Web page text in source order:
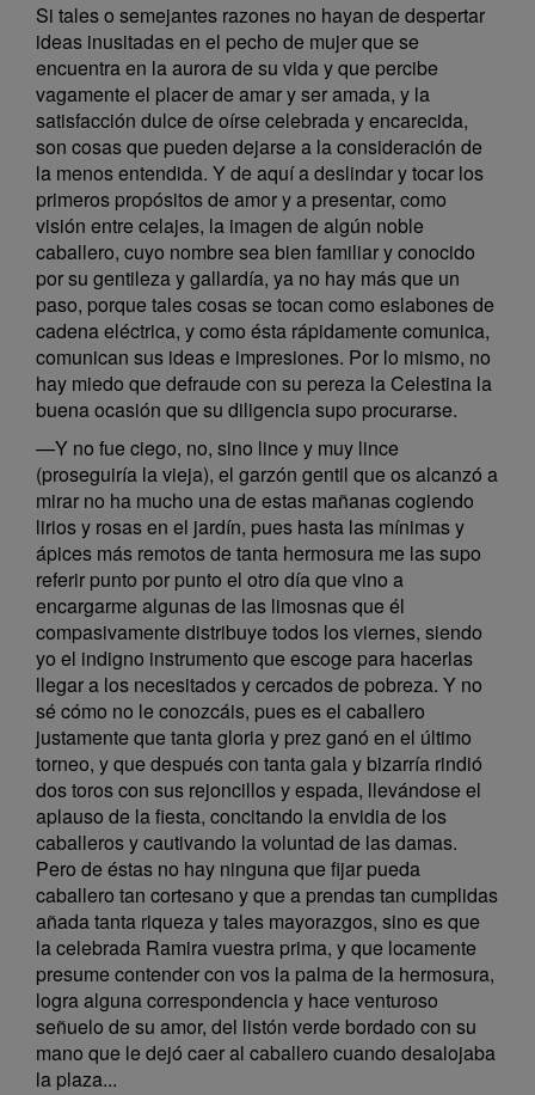
Si tales o semejantes razones no hayan de despertar
ideas inusitadas en el pecho de mujer que se
encuentra en la aurora de su vida y que percibe
vagamente el placer de amar y ser amada, y la
satisfacción dulce de oírse celebrada y encarecida,
son cosas que pueden dejarse a la consideración de
la menos entendida. Y de aquí a deslindar y tocar los
primeros propósitos de amor y a presentar, como
visión entre celajes, la imagen de algún noble
caballero, cuyo nombre sea bien familiar y conocido
por su gentileza y gallardía, ya no hay más que un
paso, porque tales cosas se tocan como eslabones de
cadena eléctrica, y como ésta rápidamente comunica,
comunican sus ideas e impresiones. Por lo mismo, no
hay miedo que defraude con su pereza la Celestina la
buena ocasión que su diligencia supo procurarse.
—Y no fue ciego, no, sino lince y muy lince
(proseguiría la vieja), el garzón gentil que os alcanzó a
mirar no ha mucho una de estas mañanas cogiendo
lirios y rosas en el jardín, pues hasta las mínimas y
ápices más remotos de tanta hermosura me las supo
referir punto por punto el otro día que vino a
encargarme algunas de las limosnas que él
compasivamente distribuye todos los viernes, siendo
yo el indigno instrumento que escoge para hacerlas
llegar a los necesitados y cercados de pobreza. Y no
sé cómo no le conozcáis, pues es el caballero
justamente que tanta gloria y prez ganó en el último
torneo, y que después con tanta gala y bizarría rindió
dos toros con sus rejoncillos y espada, llevándose el
aplauso de la fiesta, concitando la envidia de los
caballeros y cautivando la voluntad de las damas.
Pero de éstas no hay ninguna que fijar pueda
caballero tan cortesano y que a prendas tan cumplidas
añada tanta riqueza y tales mayorazgos, sino es que
la celebrada Ramira vuestra prima, y que locamente
presume contender con vos la palma de la hermosura,
logra alguna correspondencia y hace venturoso
señuelo de su amor, del listón verde bordado con su
mano que le dejó caer al caballero cuando desalojaba
la plaza...